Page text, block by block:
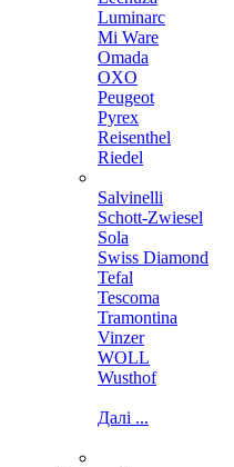
Luminarc
Mi Ware
Omada
OXO
Peugeot
Pyrex
Reisenthel
Riedel
Salvinelli
Schott-Zwiesel
Sola
Swiss Diamond
Tefal
Tescoma
Tramontina
Vinzer
WOLL
Wusthof
Далі ...